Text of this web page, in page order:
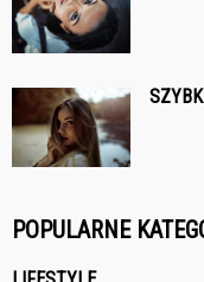
POPULARNE